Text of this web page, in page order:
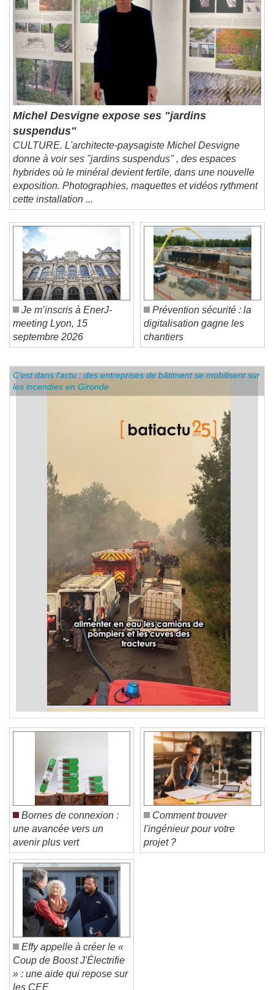
Michel Desvigne expose ses "jardins
suspendus"
CULTURE. L'architecte-paysagiste Michel Desvigne
donne à voir ses "jardins suspendus" , des espaces
hybrides où le minéral devient fertile, dans une nouvelle
exposition. Photographies, maquettes et vidéos rythment
cette installation ...
Je m’inscris à EnerJ-
meeting Lyon, 15
septembre 2026
Prévention sécurité : la
digitalisation gagne les
chantiers
C'est dans l'actu : des entreprises de bâtiment se mobilisent sur
les incendies en Gironde
Bornes de connexion :
une avancée vers un
avenir plus vert
Comment trouver
l'ingénieur pour votre
projet ?
Effy appelle à créer le «
Coup de Boost J'Électrifie
» : une aide qui repose sur